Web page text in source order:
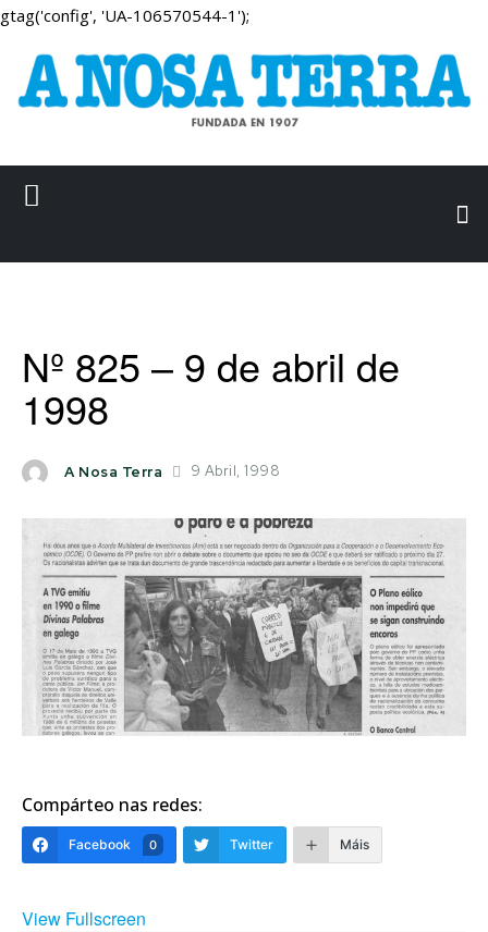
gtag('config', 'UA-106570544-1');
Nº 825 – 9 de abril de
1998
A Nosa Terra 9 Abril, 1998
Compárteo nas redes:
Facebook 0 Twitter Máis
View Fullscreen